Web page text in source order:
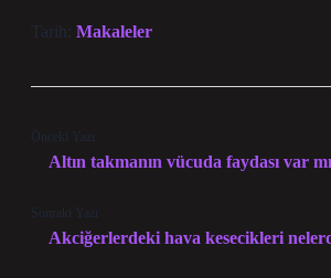
Tarih: Makaleler
Önceki Yazı
Altın takmanın vücuda faydası var
Sonraki Yazı
Akciğerlerdeki hava kesecikleri